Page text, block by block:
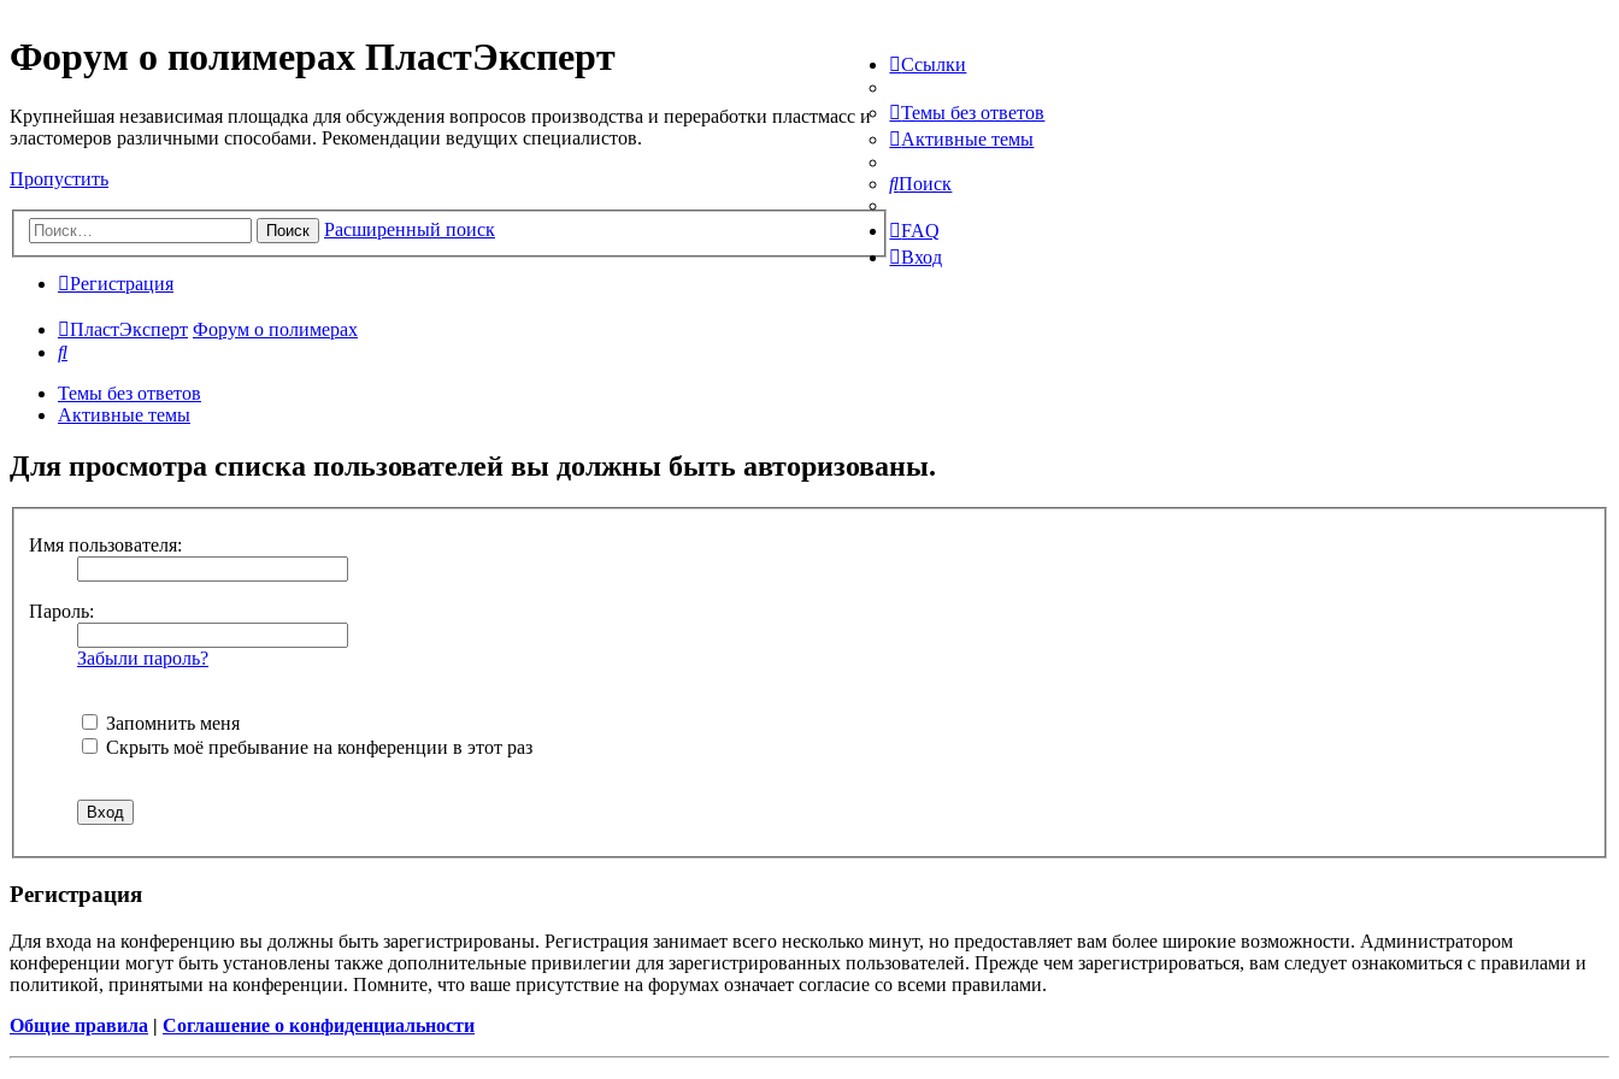
Форум о полимерах ПластЭксперт
Крупнейшая независимая площадка для обсуждения вопросов производства и переработки пластмасс и
эластомеров различными способами. Рекомендации ведущих специалистов.
Пропустить
Поиск Расширенный поиск
Ссылки
Темы без ответов
Активные темы
Поиск
FAQ
Вход
Регистрация
ПластЭксперт Форум о полимерах
Поиск
Темы без ответов
Активные темы
Для просмотра списка пользователей вы должны быть авторизованы.
Имя пользователя:
Пароль:
Забыли пароль?
Запомнить меня
Скрыть моё пребывание на конференции в этот раз
Регистрация
Для входа на конференцию вы должны быть зарегистрированы. Регистрация занимает всего несколько минут, но предоставляет вам более широкие возможности. Администратором
конференции могут быть установлены также дополнительные привилегии для зарегистрированных пользователей. Прежде чем зарегистрироваться, вам следует ознакомиться с правилами и
политикой, принятыми на конференции. Помните, что ваше присутствие на форумах означает согласие со всеми правилами.
Общие правила | Соглашение о конфиденциальности